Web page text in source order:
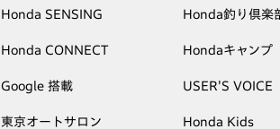
Honda SENSING
Honda CONNECT
Google 搭載
東京オートサロン
Honda釣り倶楽
Hondaキャンプ
USER'S VOICE
Honda Kids